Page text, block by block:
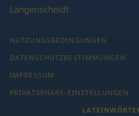
Langenscheidt
NUTZUNGSBEDINGUNGEN
DATENSCHUTZBESTIMMUNGEN
IMPRESSUM
PRIVATSPHÄRE-EINSTELLUNGEN